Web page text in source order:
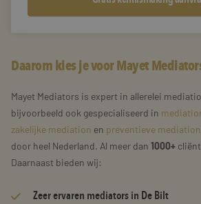
Daarom kies je voor Mayet
Mayet Mediators is expert in allerelei
bijvoorbeeld ook gespecialiseerd in
zakelijke mediation en preventieve mediation
door heel Nederland. Al meer dan 1000+
Daarnaast bieden wij:
Zeerervaren mediators in De Bilt